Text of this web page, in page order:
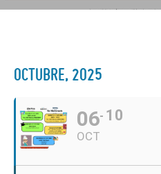
OCTUBRE, 2025
06
OCT
10